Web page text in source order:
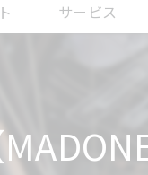
サービス
フィッティング